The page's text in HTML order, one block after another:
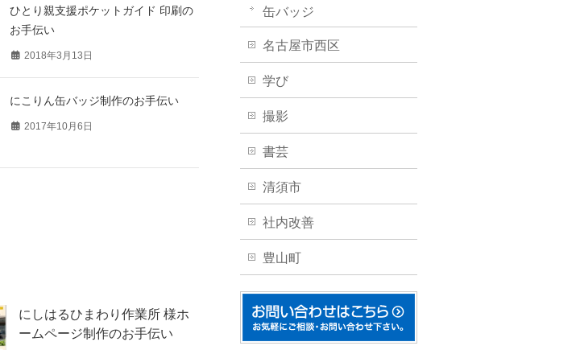
ひとり親支援ポケットガイド 印刷の
お手伝い
2018年3月13日
にこりん缶バッジ制作のお手伝い
2017年10月6日
にしはるひまわり作業所 様ホ
ームページ制作のお手伝い
缶バッジ
名古屋市西区
学び
撮影
書芸
清須市
社内改善
豊山町